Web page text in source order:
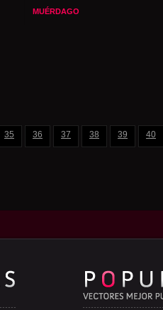
MUÉRDAGO
35 36 37 38 39 40